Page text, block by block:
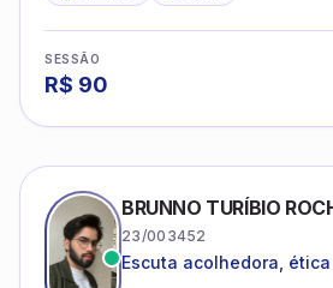
SESSÃO
R$ 90
BRUNNO TURÍBIO
23/003452
Escuta acolhedora,